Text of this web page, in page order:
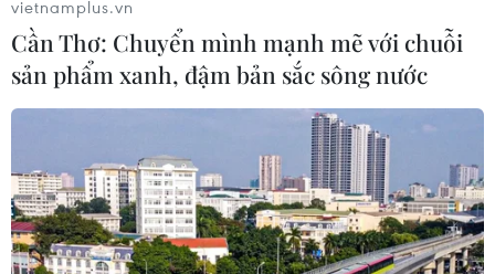
Thúc đẩy hoạt động du lịch biên giới qua
Cửa khẩu Quốc tế Móng Cái-Đông Hưng
01/12/2023 07:55
Hoạt động du lịch biên giới qua cặp Cửa khẩu Quốc tế
Móng Cái-Đông Hưng cần có những giải pháp, định
hướng để thúc đẩy hơn nữa hoạt động du lịch biên giới,
vietnamplus.vn
Cần Thơ: Chuyển mình mạnh mẽ với chuỗi
sản phẩm xanh, đậm bản sắc sông nước